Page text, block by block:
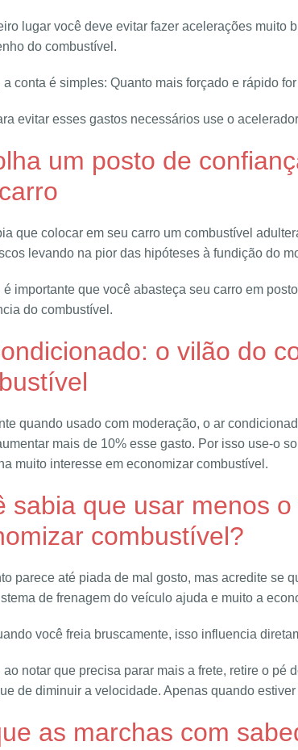
lugar você deve evitar fazer acelerações muito
do combustível.
a conta é simples: Quanto mais forçado e rápido
evitar esses gastos necessários use o
um posto de
que colocar em seu carro um combustível
levando na pior das hipóteses à fundição do
é importante que você abasteça seu carro em
do combustível.
o vilão do
quando usado com moderação, o ar
mais de 10% esse gasto. Por isso use-o
muito interesse em economizar combustível.
sabia que usar menos
combustível?
parece até piada de mal gosto, mas acredite se
de frenagem do veículo ajuda e muito a
você freia bruscamente, isso influencia
ao notar que precisa parar mais a frete, retire o pé
de diminuir a velocidade. Apenas quando
as marchas com